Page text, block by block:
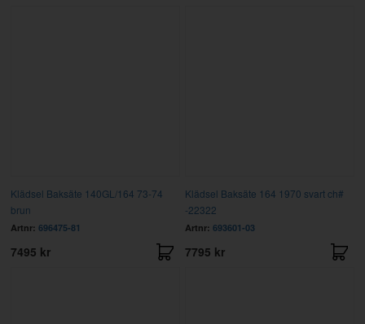
Klädsel Baksäte 140GL/164 73-74
brun
Artnr: 696475-81
7495 kr
Klädsel Baksäte 164 1970 svart ch#
-22322
Artnr: 693601-03
7795 kr